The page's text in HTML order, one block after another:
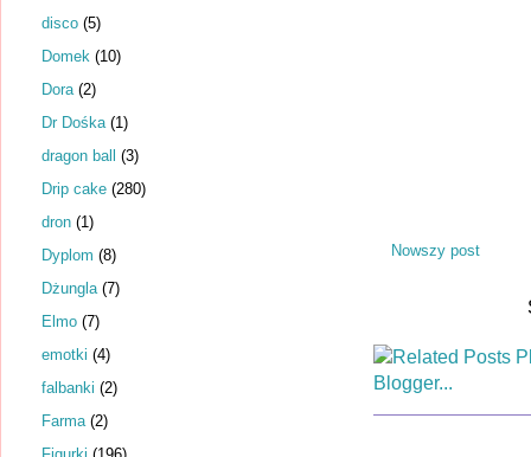
Nowszy post
disco (5)
Domek (10)
Dora (2)
Dr Dośka (1)
dragon ball (3)
Drip cake (280)
dron (1)
Dyplom (8)
Dżungla (7)
Elmo (7)
emotki (4)
falbanki (2)
Farma (2)
Figurki (196)